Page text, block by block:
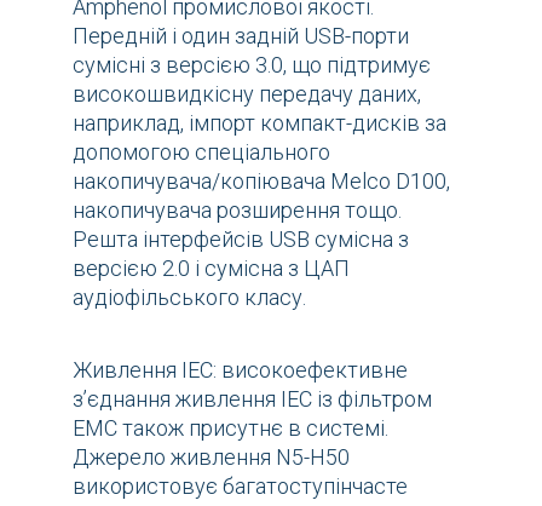
Amphenol промислової якості.
Передній і один задній USB-порти
сумісні з версією 3.0, що підтримує
високошвидкісну передачу даних,
наприклад, імпорт компакт-дисків за
допомогою спеціального
накопичувача/копіювача Melco D100,
накопичувача розширення тощо.
Решта інтерфейсів USB сумісна з
версією 2.0 і сумісна з ЦАП
аудіофільського класу.
Живлення IEC: високоефективне
з’єднання живлення IEC із фільтром
ЕМС також присутнє в системі.
Джерело живлення N5-H50
використовує багатоступінчасте